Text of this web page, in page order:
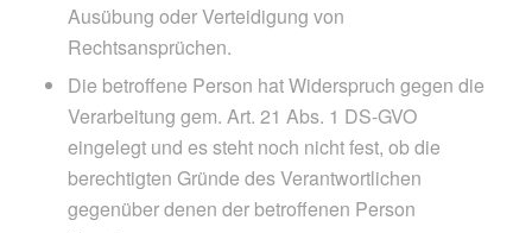
Ausübung oder Verteidigung von
Rechtsansprüchen.
Die betroffene Person hat Widerspruch gegen die
Verarbeitung gem. Art. 21 Abs. 1 DS-GVO
eingelegt und es steht noch nicht fest, ob die
berechtigten Gründe des Verantwortlichen
gegenüber denen der betroffenen Person